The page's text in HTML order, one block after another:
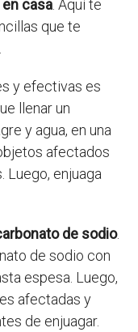
casa . Aquí te
que te
y efectivas es
llenar un
y agua, en una
afectados
Luego, enjuaga
de sodio.
de sodio con
espesa. Luego,
afectadas y
de enjuagar.